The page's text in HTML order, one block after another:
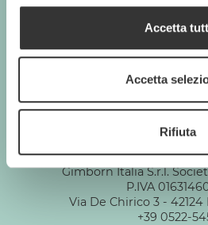
Accetta
Accetta
Rifiuta
Cats. Dogs.
GIMBORN
Gimborn Italia S.r.l.
P.IVA
Via De Chirico 3 -
+39 0522-